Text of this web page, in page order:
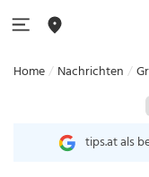
Home Nachrichten
tips.at als